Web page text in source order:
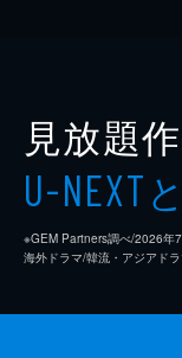
見放題
U-NEXT
※GEM Partners調べ/2026年
海外ドラマ/韓流・アジアド